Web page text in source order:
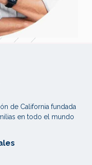
de California fundada
en todo el mundo